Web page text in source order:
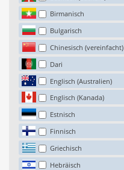
Birmanisch
Bulgarisch
Chinesisch (vereinfacht)
Dari
Englisch (Australien)
Englisch (Kanada)
Estnisch
Finnisch
Griechisch
Hebräisch